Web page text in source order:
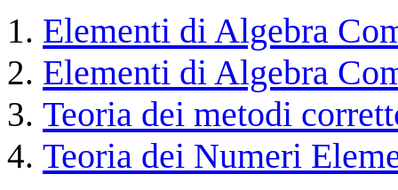
Elementi di Algebra
Elementi di Algebra
Teoria dei metodi
Teoria dei Numeri